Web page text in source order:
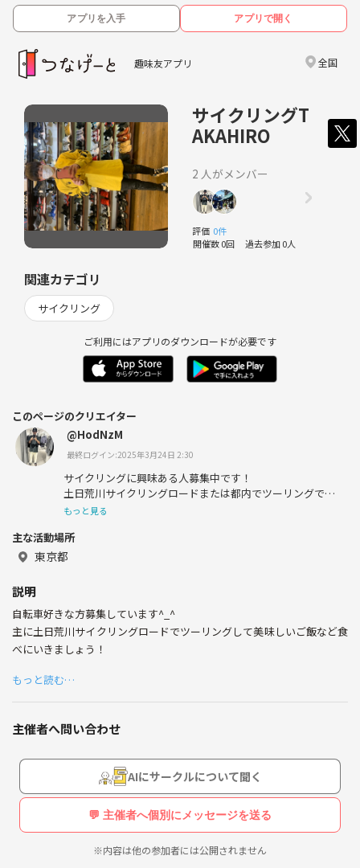
アプリを入手 アプリで開く
趣味友アプリ 全国
サイクリングT
AKAHIRO
2 人がメンバー
評価 0件
開催数 0回 過去参加 0人
関連カテゴリ
サイクリング
ご利用にはアプリのダウンロードが必要です
このページのクリエイター
@HodNzM
最終ログイン:2025年3月24日 2:30
サイクリングに興味ある人募集中です！
土日荒川サイクリングロードまたは都内でツーリングでき
る人募集中です^_^
ょう^_^
もっと見る
主な活動場所
東京都
説明
自転車好きな方募集しています^_^
主に土日荒川サイクリングロードでツーリングして美味しいご飯など食
べにいきましょう！
もっと読む…
主催者へ問い合わせ
AIにサークルについて聞く
💬 主催者へ個別にメッセージを送る
※内容は他の参加者には公開されません